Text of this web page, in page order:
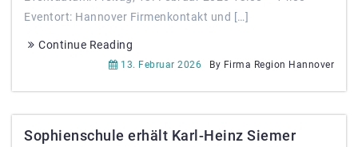
Eventort: Hannover Firmenkontakt und […]
Continue Reading
13. Februar 2026 By Firma Region Hannover
Sophienschule erhält Karl-Heinz Siemer